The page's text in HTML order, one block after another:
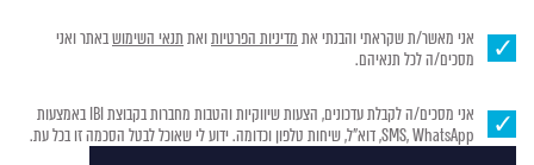
אני מאשר/ת שקראתי והבנתי את מדיניות הפרטיותואת תנאי השימושבאתר ואני
מסכים/ה לכל תנאיהם.
אני מסכים/ה לקבלת עדכונים, הצעות שיווקיות והטבות מחברות בקבוצת IBI באמצעות
SMS, WhatsApp, דוא"ל, שיחות טלפון וכדומה. ידוע לי שאוכל לבטל הסכמה זו בכל עת.